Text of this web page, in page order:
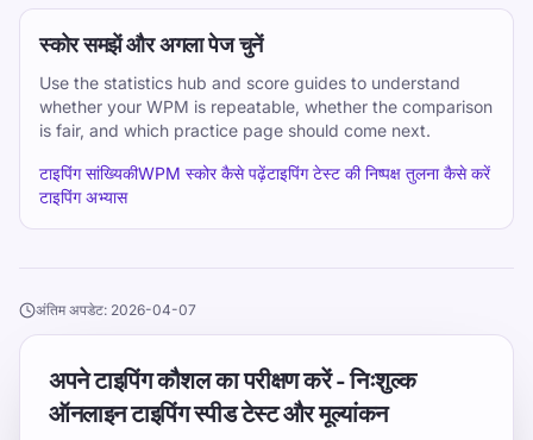
स्कोर समझें और अगला पेज चुनें
Use the statistics hub and score guides to understand
whether your WPM is repeatable, whether the comparison
is fair, and which practice page should come next.
टाइपिंग सांख्यिकीWPM स्कोर कैसे पढ़ेंटाइपिंग टेस्ट की निष्पक्ष तुलना कैसे करें
टाइपिंग अभ्यास
अंतिम अपडेट: 2026-04-07
अपने टाइपिंग कौशल का परीक्षण करें - निःशुल्क
ऑनलाइन टाइपिंग स्पीड टेस्ट और मूल्यांकन